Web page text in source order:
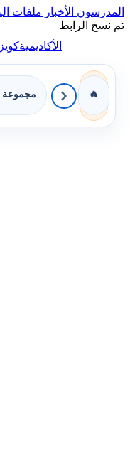
المدرسون الأخبار ملفات
تم نسخ الرابط
الأكاديمية
🔥 مجموعة